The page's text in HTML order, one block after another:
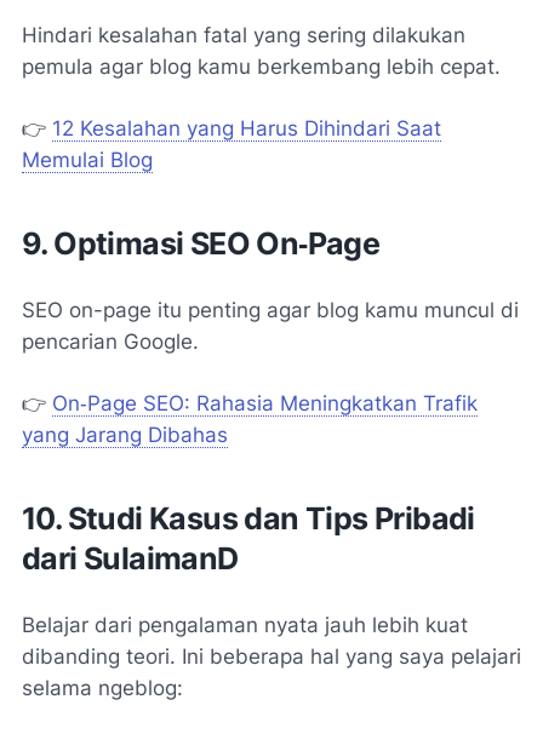
Hindari kesalahan fatal yang sering dilakukan
pemula agar blog kamu berkembang lebih cepat.
👉 12 Kesalahan yang Harus Dihindari Saat
Memulai Blog
9. Optimasi SEO On‑Page
SEO on-page itu penting agar blog kamu muncul di
pencarian Google.
👉 On‑Page SEO: Rahasia Meningkatkan Trafik
yang Jarang Dibahas
10. Studi Kasus dan Tips Pribadi
dari SulaimanD
Belajar dari pengalaman nyata jauh lebih kuat
dibanding teori. Ini beberapa hal yang saya pelajari
selama ngeblog: